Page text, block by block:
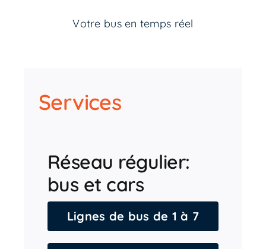
Votre bus en temps réel
Services
Réseau régulier:
bus et cars
Lignes de bus de 1 à 7